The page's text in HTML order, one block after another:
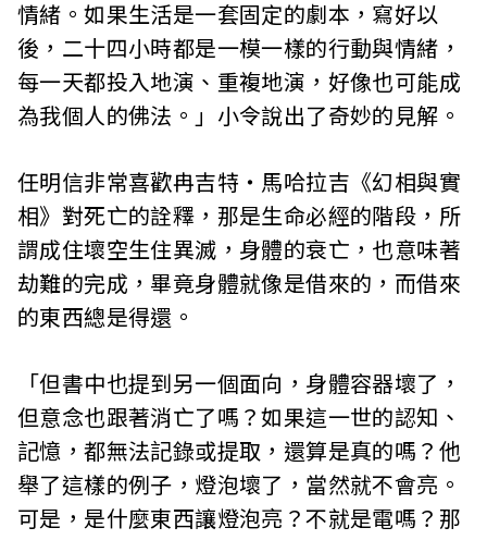
情緒。如果生活是一套固定的劇本，寫好以
後，二十四小時都是一模一樣的行動與情緒，
每一天都投入地演、重複地演，好像也可能成
為我個人的佛法。」小令說出了奇妙的見解。
任明信非常喜歡冉吉特‧馬哈拉吉《幻相與實
相》對死亡的詮釋，那是生命必經的階段，所
謂成住壞空生住異滅，身體的衰亡，也意味著
劫難的完成，畢竟身體就像是借來的，而借來
的東西總是得還。
「但書中也提到另一個面向，身體容器壞了，
但意念也跟著消亡了嗎？如果這一世的認知、
記憶，都無法記錄或提取，還算是真的嗎？他
舉了這樣的例子，燈泡壞了，當然就不會亮。
可是，是什麼東西讓燈泡亮？不就是電嗎？那